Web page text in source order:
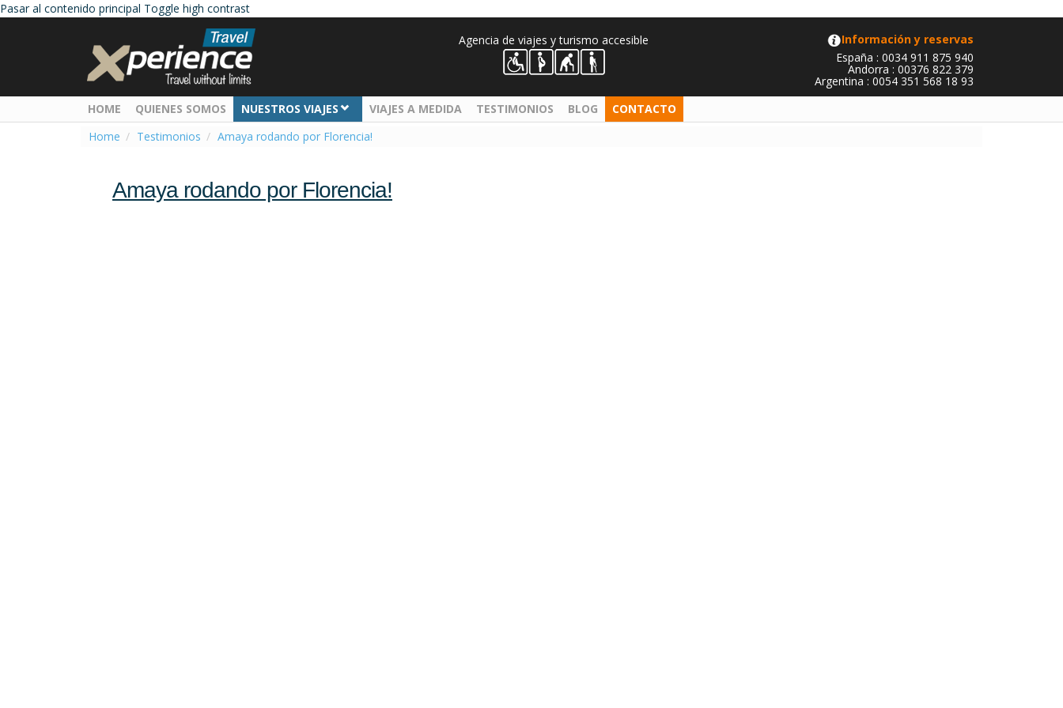
Pasar al contenido principal Toggle high contrast
Información y reservas
España : 0034 911 875 940
Andorra : 00376 822 379
Argentina : 0054 351 568 18 93
Agencia de viajes y turismo accesible
HOME QUIENES SOMOS NUESTROS VIAJES VIAJES A MEDIDA TESTIMONIOS BLOG
CONTACTO
Home
Testimonios Amaya rodando por Florencia!
Amaya rodando por Florencia!